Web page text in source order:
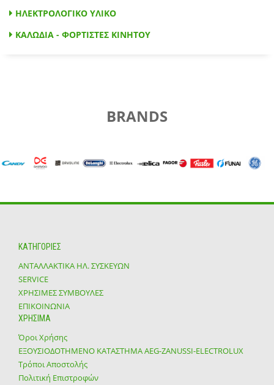
ΗΛΕΚΤΡΟΛΟΓΙΚΟ ΥΛΙΚΟ
ΚΑΛΩΔΙΑ - ΦΟΡΤΙΣΤΕΣ ΚΙΝΗΤΟΥ
BRANDS
ΚΑΤΗΓΟΡΙΕΣ
ΑΝΤΑΛΛΑΚΤΙΚΑ ΗΛ. ΣΥΣΚΕΥΩΝ
SERVICE
ΧΡΗΣΙΜΕΣ ΣΥΜΒΟΥΛΕΣ
ΕΠΙΚΟΙΝΩΝΙΑ
ΧΡΗΣΙΜΑ
Όροι Χρήσης
ΕΞΟΥΣΙΟΔΟΤΗΜΕΝΟ ΚΑΤΑΣΤΗΜΑ ΑΕG-ZANUSSI-ELECTROLUX
Τρόποι Αποστολής
Πολιτική Επιστροφών